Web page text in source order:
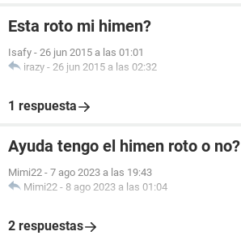
Esta roto mi himen?
Isafy - 26 jun 2015 a las 01:01
irazy - 26 jun 2015 a las 02:32
1 respuesta
Ayuda tengo el himen roto o no?
Mimi22 - 7 ago 2023 a las 19:43
Mimi22 - 8 ago 2023 a las 01:04
2 respuestas